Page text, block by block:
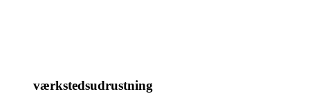
værkstedsudrustning